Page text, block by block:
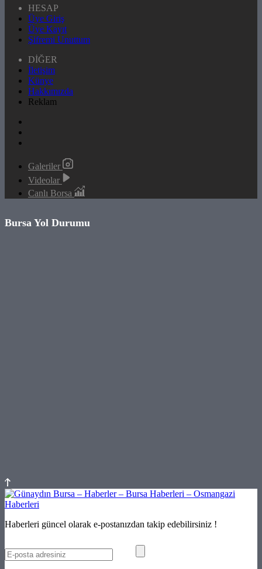
HESAP
Üye Giriş
Üye Kayıt
Şifremi Unuttum
DİĞER
İletişim
Künye
Hakkımızda
Reklam
Galeriler
Videolar
Canlı Borsa
Bursa Yol Durumu
Haberleri güncel olarak e-postanızdan takip edebilirsiniz !